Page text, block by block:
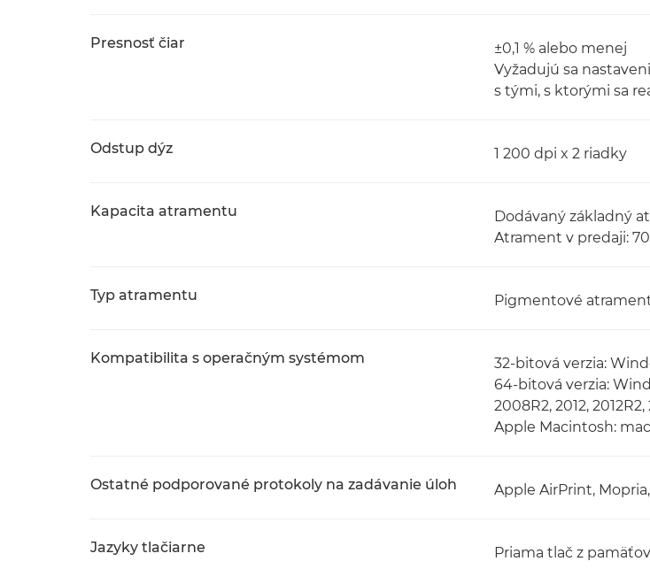
Presnosť čiar
±0,1 % alebo menej
Vyžadujú sa
s tými, s ktorými sa
Odstup dýz 1 200 dpi x 2 riadky
Kapacita atramentu
Dodávaný základný
Atrament v predaji: 70
Typ atramentu Pigmentové
Kompatibilita s operačným systémom
32-bitová verzia:
64-bitová verzia:
2008R2, 2012,
Apple Macintosh:
Ostatné podporované protokoly na zadávanie úloh Apple AirPrint,
Jazyky tlačiarne Priama tlač z